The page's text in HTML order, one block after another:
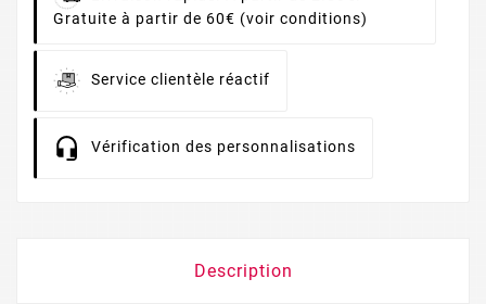
Gratuite à partir de 60€ (voir conditions)
Service clientèle réactif
Vérification des personnalisations
Description